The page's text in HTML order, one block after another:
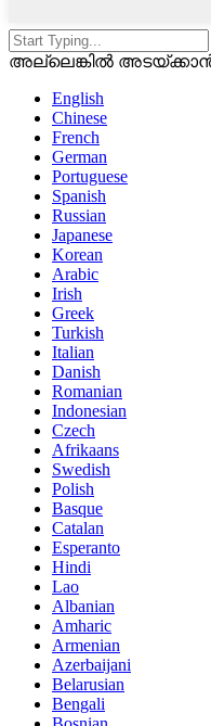
അല്ലെങ്കിൽ
English
Chinese
French
German
Portuguese
Spanish
Russian
Japanese
Korean
Arabic
Irish
Greek
Turkish
Italian
Danish
Romanian
Indonesian
Czech
Afrikaans
Swedish
Polish
Basque
Catalan
Esperanto
Hindi
Lao
Albanian
Amharic
Armenian
Azerbaijani
Belarusian
Bengali